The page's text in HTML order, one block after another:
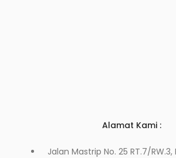
Alamat Kami :
Jalan Mastrip No. 25 RT.7/